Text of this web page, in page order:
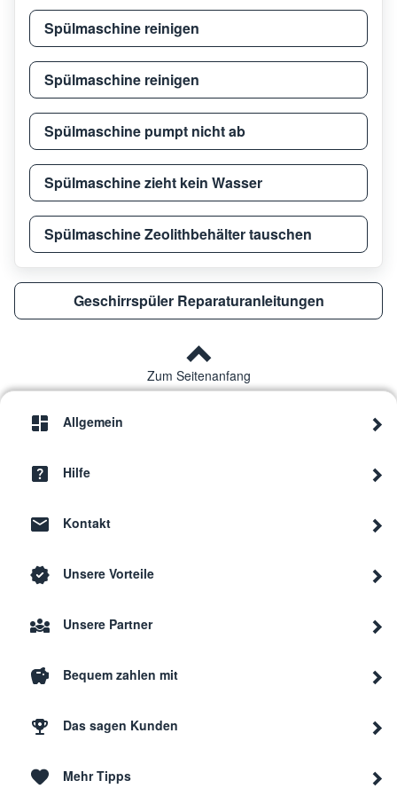
Spülmaschine reinigen
Spülmaschine reinigen
Spülmaschine pumpt nicht ab
Spülmaschine zieht kein Wasser
Spülmaschine Zeolithbehälter tauschen
Geschirrspüler Reparaturanleitungen
Zum Seitenanfang
Allgemein
Hilfe
Kontakt
Unsere Vorteile
Unsere Partner
Bequem zahlen mit
Das sagen Kunden
Mehr Tipps